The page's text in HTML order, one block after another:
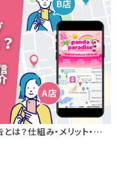
は？仕組み・メリット・活